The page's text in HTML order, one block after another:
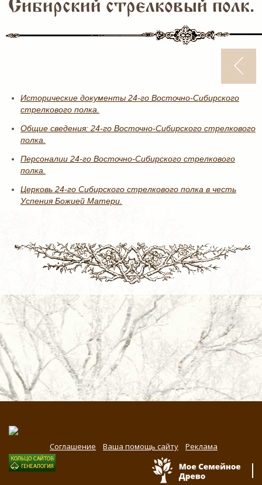
Сибирский стрелковый полк.
Исторические документы 24-го Восточно-Сибирского
стрелкового полка.
Общие сведения: 24-го Восточно-Сибирского стрелкового
полка.
Персоналии 24-го Восточно-Сибирского стрелкового
полка.
Церковь 24-го Сибирского стрелкового полка в честь
Успения Божией Матери.
Соглашение Ваша помощь сайту Реклама